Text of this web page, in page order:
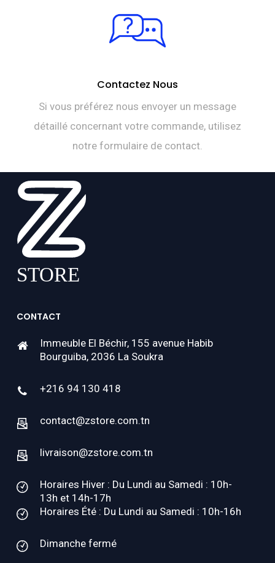
Contactez Nous
Si vous préférez nous envoyer un message
détaillé concernant votre commande, utilisez
notre formulaire de contact.
CONTACT
Immeuble El Béchir, 155 avenue Habib
Bourguiba, 2036 La Soukra
+216 94 130 418
contact@zstore.com.tn
livraison@zstore.com.tn
Horaires Hiver : Du Lundi au Samedi : 10h-
13h et 14h-17h
Horaires Été : Du Lundi au Samedi : 10h-16h
Dimanche fermé